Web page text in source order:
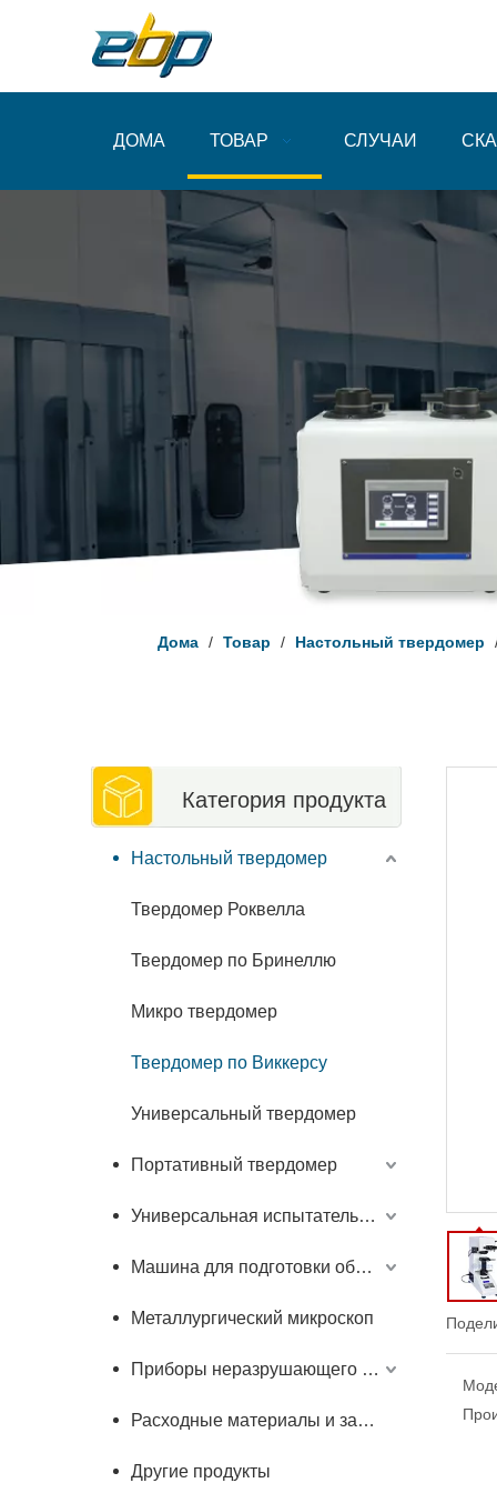
ДОМА ТОВАР СЛУЧАИ
Дома / Товар / Настольный твердомер
Категория продукта
Настольный твердомер
Твердомер Роквелла
Твердомер по Бринеллю
Микро твердомер
Твердомер по Виккерсу
Универсальный твердомер
Портативный твердомер
Универсальная испытательная машина
Машина для подготовки образцов
Металлургический микроскоп
Приборы неразрушающего контроля
Расходные материалы и запчасти
Другие продукты